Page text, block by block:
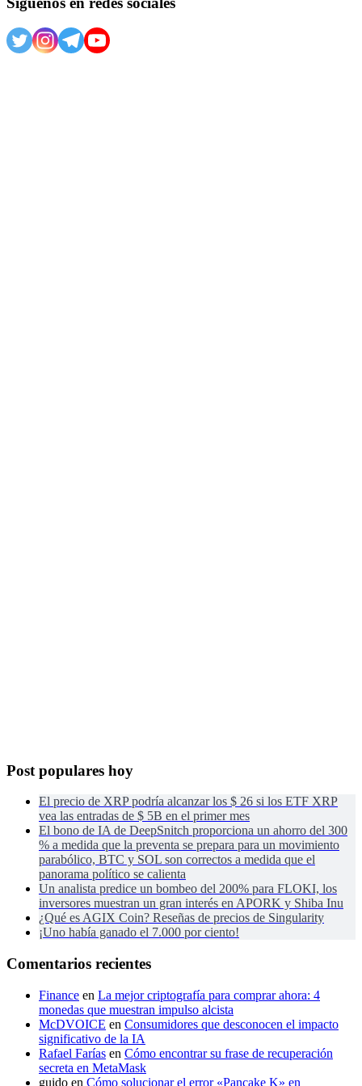
Post populares hoy
El precio de XRP podría alcanzar los $ 26 si los ETF XRP
vea las entradas de $ 5B en el primer mes
El bono de IA de DeepSnitch proporciona un ahorro del 300
% a medida que la preventa se prepara para un movimiento
parabólico, BTC y SOL son correctos a medida que el
panorama político se calienta
Un analista predice un bombeo del 200% para FLOKI, los
inversores muestran un gran interés en APORK y Shiba Inu
¿Qué es AGIX Coin? Reseñas de precios de Singularity
¡Uno había ganado el 7.000 por ciento!
Comentarios recientes
Finance en La mejor criptografía para comprar ahora: 4
monedas que muestran impulso alcista
McDVOICE en Consumidores que desconocen el impacto
significativo de la IA
Rafael Farías en Cómo encontrar su frase de recuperación
secreta en MetaMask
guido en Cómo solucionar el error «Pancake K» en